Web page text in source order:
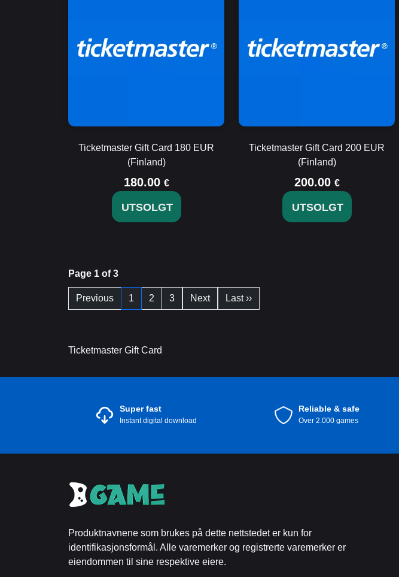
Ticketmaster Gift Card 180 EUR
(Finland)
180.00 €
UTSOLGT
Ticketmaster Gift Card 200 EUR
(Finland)
200.00 €
UTSOLGT
Page 1 of 3
Previous 1 2 3 Next Last ››
Ticketmaster Gift Card
Super fast
Instant digital download
Reliable & safe
Over 2.000 games
Produktnavnene som brukes på dette nettstedet er kun for
identifikasjonsformål. Alle varemerker og registrerte varemerker er
eiendommen til sine respektive eiere.